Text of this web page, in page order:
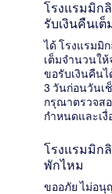
โรงแรมมิก
รับเงินคืนเ
ได้ โรงแรมมิ
เต็มจำนวนใ
ขอรับเงินคืน
3 วันก่อนวันเ
กรุณาตรวจส
กำหนดและเงื่
โรงแรมมิก
พักไหม
ขออภัย ไม่อนุ